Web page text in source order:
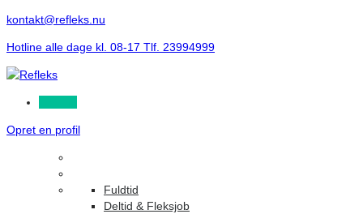
kontakt@refleks.nu
Hotline alle dage kl. 08-17 Tlf. 23994999
Opret en profil
Fuldtid
Deltid & Fleksjob